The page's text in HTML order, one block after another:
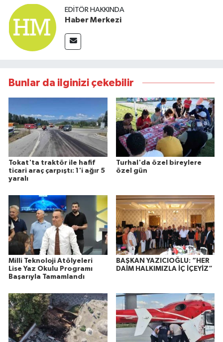
EDITÖR HAKKINDA
Haber Merkezi
Bunlar da ilginizi çekebilir
Tokat'ta traktör ile hafif
ticari araç çarpıştı: 1'i ağır 5
yaralı
Turhal'da özel bireylere
özel gün
Milli Teknoloji Atölyeleri
Lise Yaz Okulu Programı
Başarıyla Tamamlandı
BAŞKAN YAZICIOĞLU: “HER
DAİM HALKIMIZLA İÇ İÇEYİZ”